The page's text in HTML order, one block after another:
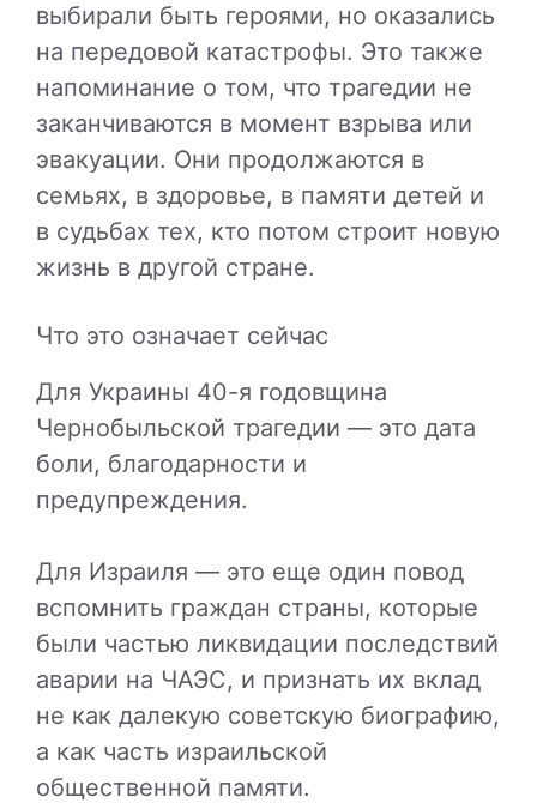
выбирали быть героями, но оказались
на передовой катастрофы. Это также
напоминание о том, что трагедии не
заканчиваются в момент взрыва или
эвакуации. Они продолжаются в
семьях, в здоровье, в памяти детей и
в судьбах тех, кто потом строит новую
жизнь в другой стране.
Что это означает сейчас
Для Украины 40-я годовщина
Чернобыльской трагедии — это дата
боли, благодарности и
предупреждения.
Для Израиля — это еще один повод
вспомнить граждан страны, которые
были частью ликвидации последствий
аварии на ЧАЭС, и признать их вклад
не как далекую советскую биографию,
а как часть израильской
общественной памяти.